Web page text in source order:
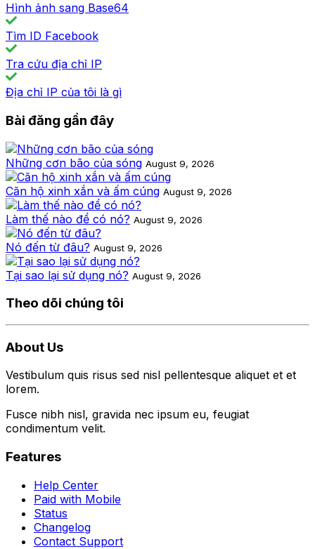
Hình ảnh sang Base64
Tìm ID Facebook
Tra cứu địa chỉ IP
Địa chỉ IP của tôi là gì
Bài đăng gần đây
Những cơn bão của sóng August 9, 2026
Căn hộ xinh xắn và ấm cúng August 9, 2026
Làm thế nào để có nó? August 9, 2026
Nó đến từ đâu? August 9, 2026
Tại sao lại sử dụng nó? August 9, 2026
Theo dõi chúng tôi
About Us
Vestibulum quis risus sed nisl pellentesque aliquet et et
lorem.
Fusce nibh nisl, gravida nec ipsum eu, feugiat
condimentum velit.
Features
Help Center
Paid with Mobile
Status
Changelog
Contact Support